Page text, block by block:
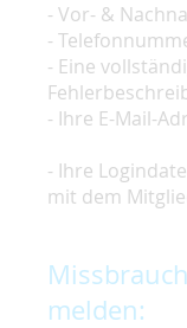
- Vor- &
-
- Eine
- Ihre E-Mail-
- Ihre
mit dem
melden: